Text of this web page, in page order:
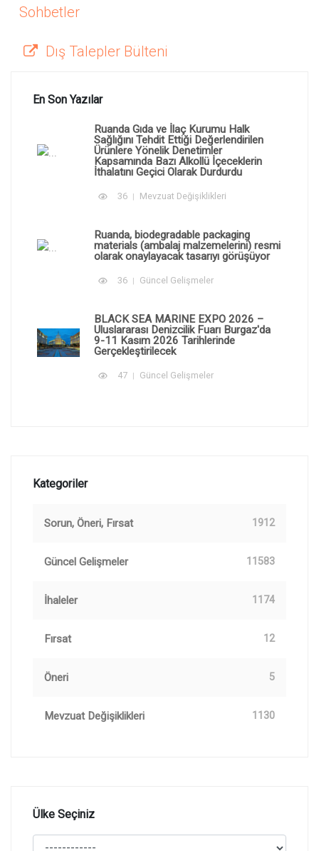
Sohbetler
Dış Talepler Bülteni
En Son Yazılar
Ruanda Gıda ve İlaç Kurumu Halk
Sağlığını Tehdit Ettiği Değerlendirilen
Ürünlere Yönelik Denetimler
Kapsamında Bazı Alkollü İçeceklerin
İthalatını Geçici Olarak Durdurdu
36 Mevzuat Değişiklikleri
Ruanda, biodegradable packaging
materials (ambalaj malzemelerini) resmi
olarak onaylayacak tasarıyı görüşüyor
36 Güncel Gelişmeler
BLACK SEA MARINE EXPO 2026 –
Uluslararası Denizcilik Fuarı Burgaz'da
9-11 Kasım 2026 Tarihlerinde
Gerçekleştirilecek
47 Güncel Gelişmeler
Kategoriler
Sorun, Öneri, Fırsat 1912
Güncel Gelişmeler 11583
İhaleler 1174
Fırsat 12
Öneri 5
Mevzuat Değişiklikleri 1130
Ülke Seçiniz